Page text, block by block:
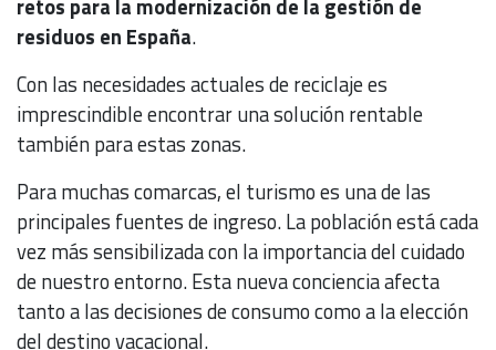
retos para la modernización de la gestión de
residuos en España.
Con las necesidades actuales de reciclaje es
imprescindible encontrar una solución rentable
también para estas zonas.
Para muchas comarcas, el turismo es una de las
principales fuentes de ingreso. La población está cada
vez más sensibilizada con la importancia del cuidado
de nuestro entorno. Esta nueva conciencia afecta
tanto a las decisiones de consumo como a la elección
del destino vacacional.